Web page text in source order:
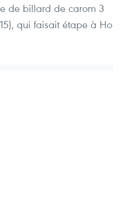
de billard de carom 3
qui faisait étape à Ho